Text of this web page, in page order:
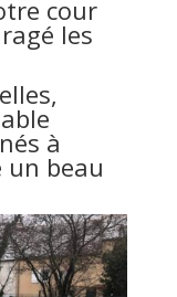
cour
les
à
un beau